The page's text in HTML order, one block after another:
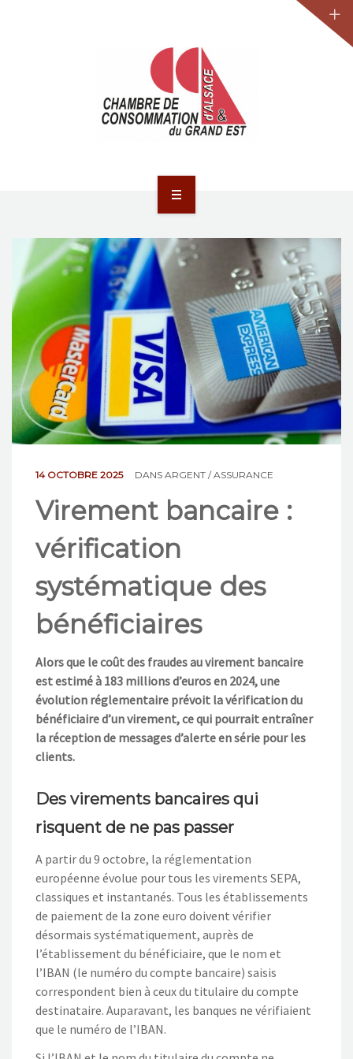
ACTUALITÉS
JURIDIQUE
LA CCA-GE
NOS ACTIONS
CONTACT
14 OCTOBRE 2025 DANS ARGENT / ASSURANCE
Virement bancaire :
vérification
systématique des
bénéficiaires
Alors que le coût des fraudes au virement bancaire
est estimé à 183 millions d’euros en 2024, une
évolution réglementaire prévoit la vérification du
bénéficiaire d’un virement, ce qui pourrait entraîner
la réception de messages d’alerte en série pour les
clients.
Des virements bancaires qui
risquent de ne pas passer
A partir du 9 octobre, la réglementation
européenne évolue pour tous les virements SEPA,
classiques et instantanés. Tous les établissements
de paiement de la zone euro doivent vérifier
désormais systématiquement, auprès de
l’établissement du bénéficiaire, que le nom et
l’IBAN (le numéro du compte bancaire) saisis
correspondent bien à ceux du titulaire du compte
destinataire. Auparavant, les banques ne vérifiaient
que le numéro de l’IBAN.